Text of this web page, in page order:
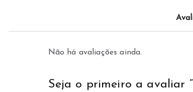
Não há avaliações ainda.
Seja o primeiro a avaliar